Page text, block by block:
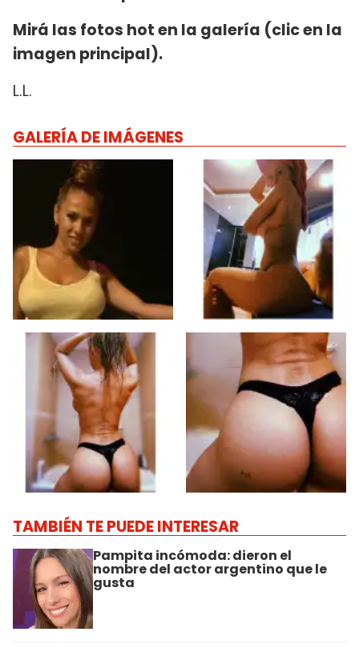
Mirá las fotos hot en la galería (clic en la
imagen principal).
L.L.
GALERÍA DE IMÁGENES
TAMBIÉN TE PUEDE INTERESAR
Pampita incómoda: dieron el
nombre del actor argentino que le
gusta